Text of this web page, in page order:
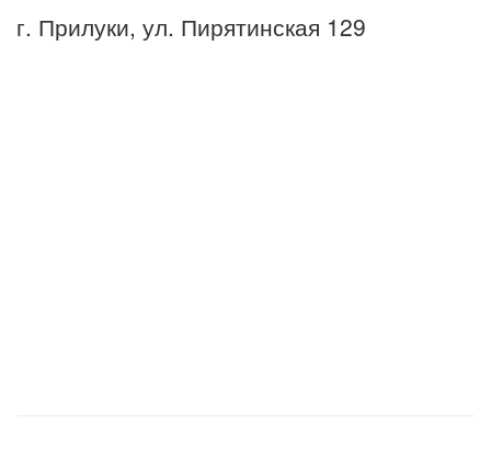
г. Прилуки, ул. Пирятинская 129